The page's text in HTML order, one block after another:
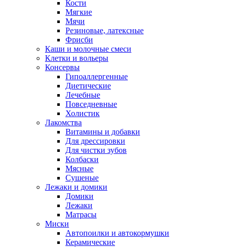
Кости
Мягкие
Мячи
Резиновые, латексные
Фрисби
Каши и молочные смеси
Клетки и вольеры
Консервы
Гипоаллергенные
Диетические
Лечебные
Повседневные
Холистик
Лакомства
Витамины и добавки
Для дрессировки
Для чистки зубов
Колбаски
Мясные
Сушеные
Лежаки и домики
Домики
Лежаки
Матрасы
Миски
Автопоилки и автокормушки
Керамические